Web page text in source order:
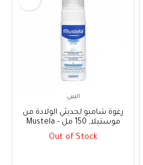
البيبي
رغوة شامبو لحديثي الولادة من
موستيلا, 150 مل – Mustela
Foam Shampoo for Newborns
Out of Stock